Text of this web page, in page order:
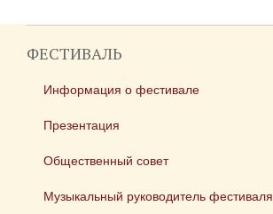
ФЕСТИВАЛЬ
Информация о фестивале
Презентация
Общественный совет
Музыкальный руководитель фестиваля